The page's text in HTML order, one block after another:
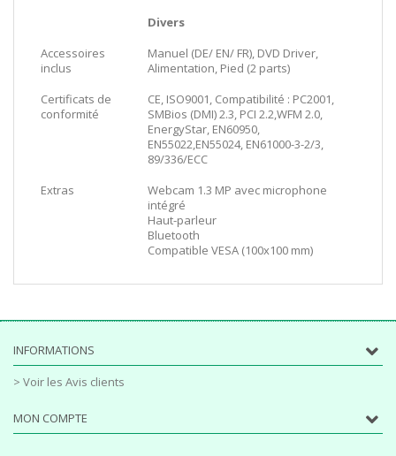
Divers
Accessoires
inclus
Manuel (DE/ EN/ FR), DVD Driver,
Alimentation, Pied (2 parts)
Certificats de
conformité
CE, ISO9001, Compatibilité : PC2001,
SMBios (DMI) 2.3, PCI 2.2,WFM 2.0,
EnergyStar, EN60950,
EN55022,EN55024, EN61000-3-2/3,
89/336/ECC
Extras
Webcam 1.3 MP avec microphone
intégré
Haut-parleur
Bluetooth
Compatible VESA (100x100 mm)
INFORMATIONS
> Voir les Avis clients
MON COMPTE